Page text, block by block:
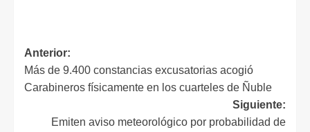
Anterior:
Más de 9.400 constancias excusatorias acogió
Carabineros físicamente en los cuarteles de Ñuble
Siguiente:
Emiten aviso meteorológico por probabilidad de